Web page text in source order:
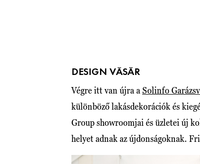
DESIGN VÁSÁR
Végre itt van újra a Solinfo
különböző lakásdekorációk és
Group showroomjai és üzletei új
helyet adnak az újdonságoknak.